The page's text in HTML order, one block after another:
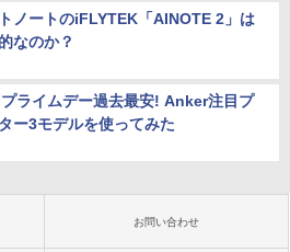
ノートのiFLYTEK「AINOTE 2」は
なのか？
ライムデー過去最安! Anker注目プ
ー3モデルを使ってみた
お問い合わせ